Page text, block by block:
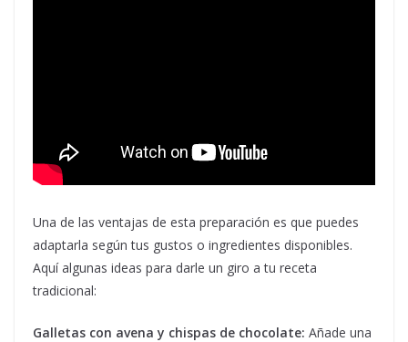
Una de las ventajas de esta preparación es que puedes
adaptarla según tus gustos o ingredientes disponibles.
Aquí algunas ideas para darle un giro a tu receta
tradicional:
Galletas con avena y chispas de chocolate: Añade una